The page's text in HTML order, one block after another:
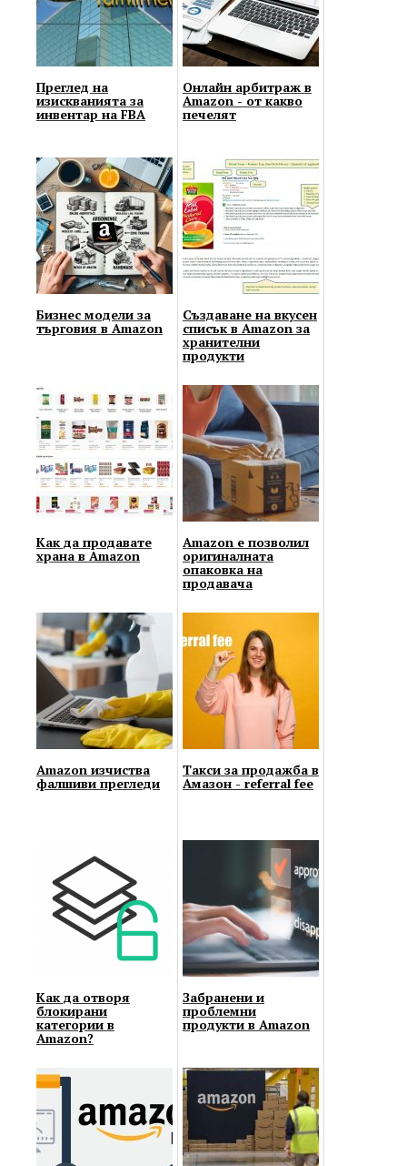
Преглед на
изискванията за
инвентар на FBA
Онлайн арбитраж в
Amazon - от какво
печелят
Бизнес модели за
търговия в Amazon
Създаване на вкусен
списък в Amazon за
хранителни
продукти
Как да продавате
храна в Amazon
Amazon е позволил
оригиналната
опаковка на
продавача
Amazon изчиства
фалшиви прегледи
Такси за продажба в
Амазон - referral fee
Как да отворя
блокирани
категории в
Amazon?
Забранени и
проблемни
продукти в Amazon